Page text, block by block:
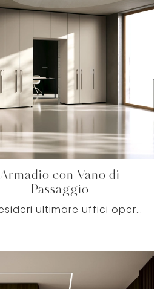
Armadio con Vano di
Passaggio
Se desideri ultimare uffici operativi e direzionali, eccoti il modello Armadio con Vano di Passaggio di Colombini Office tra differenti soluzioni di ...